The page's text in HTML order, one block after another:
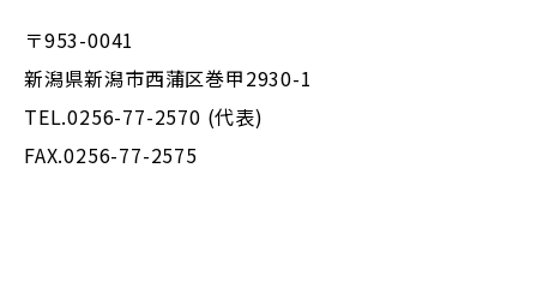
〒953-0041
新潟県新潟市西蒲区巻甲2930-1
TEL.0256-77-2570 (代表)
FAX.0256-77-2575